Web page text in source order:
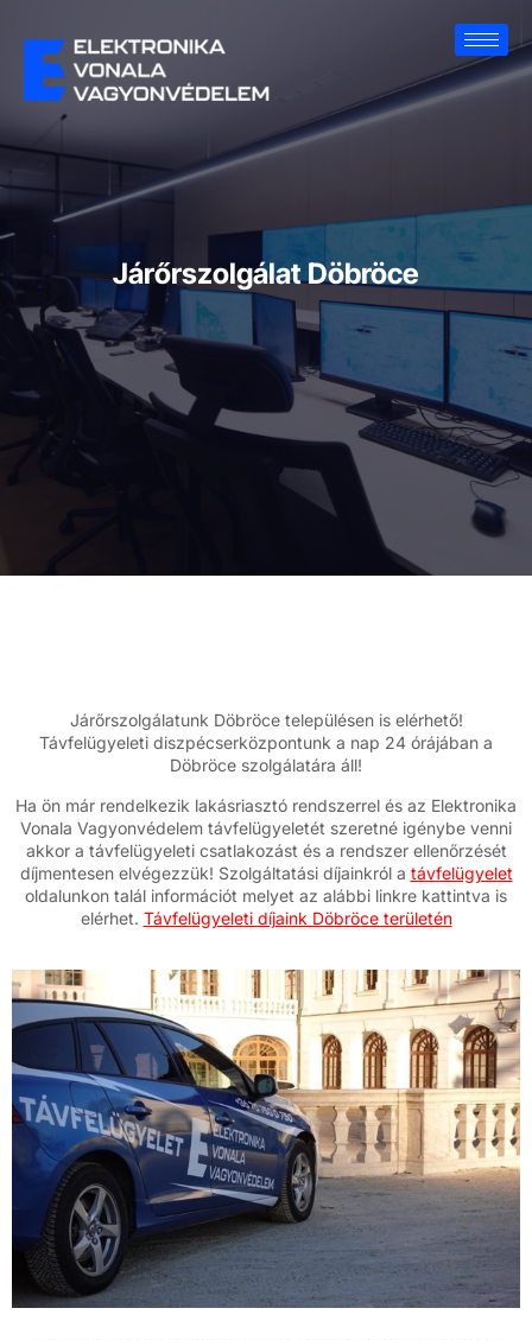
Járőrszolgálat Döbröce
Járőrszolgálatunk Döbröce településen is elérhető!
Távfelügyeleti diszpécserközpontunk a nap 24 órájában a
Döbröce szolgálatára áll!
Ha ön már rendelkezik lakásriasztó rendszerrel és az Elektronika
Vonala Vagyonvédelem távfelügyeletét szeretné igénybe venni
akkor a távfelügyeleti csatlakozást és a rendszer ellenőrzését
díjmentesen elvégezzük! Szolgáltatási díjainkról a távfelügyelet
oldalunkon talál információt melyet az alábbi linkre kattintva is
elérhet. Távfelügyeleti díjaink Döbröce területén